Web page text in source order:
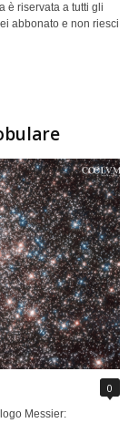
è riservata a tutti gli
abbonato e non riesci
0
Messier: